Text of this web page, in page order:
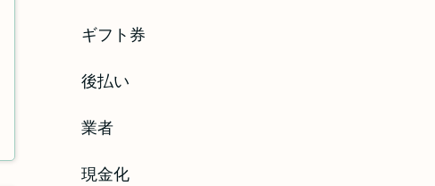
ギフト券
後払い
業者
現金化